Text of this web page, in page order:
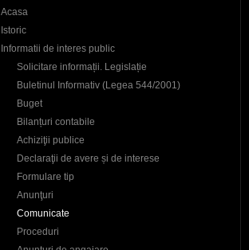
Acasa
Istoric
Informatii de interes public
Solicitare informații. Legislație
Buletinul Informativ (Legea 544/2001)
Buget
Bilanțuri contabile
Achiziţii publice
Declaraţii de avere și de interese
Formulare tip
Anunţuri
Comunicate
Proceduri